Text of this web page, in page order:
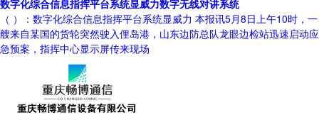
数字化综合信息指挥平台系统显威力数字无线对讲系统
（ ）：数字化综合信息指挥平台系统显威力 本报讯5月8日上午10时，一
艘来自某国的货轮突然驶入俚岛港，山东边防总队龙眼边检站迅速启动应
急预案，指挥中心显示屏传来现场